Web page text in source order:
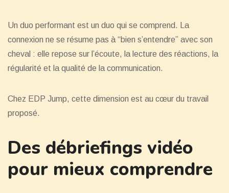
Un duo performant est un duo qui se comprend. La
connexion ne se résume pas à “bien s’entendre” avec son
cheval : elle repose sur l’écoute, la lecture des réactions, la
régularité et la qualité de la communication.
Chez EDP Jump, cette dimension est au cœur du travail
proposé.
Des débriefings vidéo
pour mieux comprendre